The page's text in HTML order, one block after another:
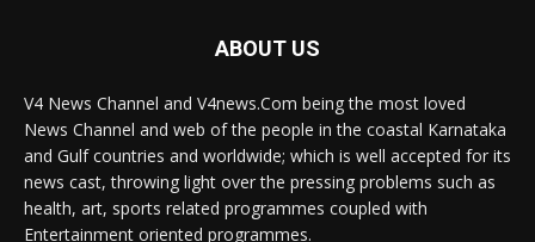
ABOUT US
V4 News Channel and V4news.Com being the most loved
News Channel and web of the people in the coastal Karnataka
and Gulf countries and worldwide; which is well accepted for its
news cast, throwing light over the pressing problems such as
health, art, sports related programmes coupled with
Entertainment oriented programmes.